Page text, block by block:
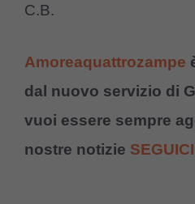
C.B.
Amoreaquattrozampe
dal nuovo servizio di
vuoi essere sempre
nostre notizie